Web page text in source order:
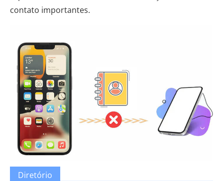
contato importantes.
Diretório